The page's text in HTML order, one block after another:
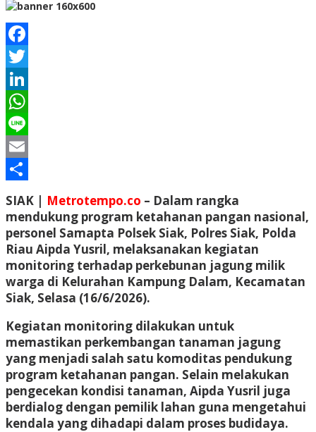
Facebook
Twitter
LinkedIn
WhatsApp
Line
Email
Share
SIAK | Metrotempo.co – Dalam rangka
mendukung program ketahanan pangan nasional,
personel Samapta Polsek Siak, Polres Siak, Polda
Riau Aipda Yusril, melaksanakan kegiatan
monitoring terhadap perkebunan jagung milik
warga di Kelurahan Kampung Dalam, Kecamatan
Siak, Selasa (16/6/2026).
Kegiatan monitoring dilakukan untuk
memastikan perkembangan tanaman jagung
yang menjadi salah satu komoditas pendukung
program ketahanan pangan. Selain melakukan
pengecekan kondisi tanaman, Aipda Yusril juga
berdialog dengan pemilik lahan guna mengetahui
kendala yang dihadapi dalam proses budidaya.